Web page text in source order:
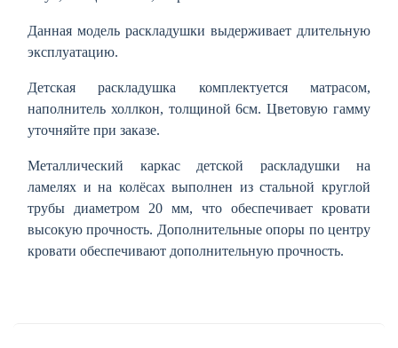
Данная модель раскладушки выдерживает длительную
эксплуатацию.
Детская раскладушка комплектуется матрасом,
наполнитель холлкон, толщиной 6см. Цветовую гамму
уточняйте при заказе.
Металлический каркас детской раскладушки на
ламелях и на колёсах выполнен из стальной круглой
трубы диаметром 20 мм, что обеспечивает кровати
высокую прочность. Дополнительные опоры по центру
кровати обеспечивают дополнительную прочность.